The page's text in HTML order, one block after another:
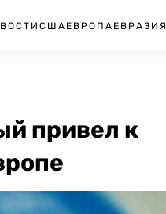
США ЕВРОПА ЕВРАЗИЯ
привел к